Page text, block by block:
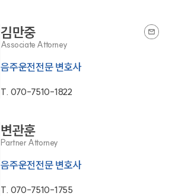
김만중
Associate Attorney
음주운전전문 변호사
T. 070-7510-1822
변관훈
Partner Attorney
음주운전전문 변호사
T. 070-7510-1755